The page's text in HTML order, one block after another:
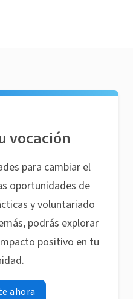
vocación
para cambiar el
oportunidades de
y voluntariado
podrás explorar
positivo en tu
ahora